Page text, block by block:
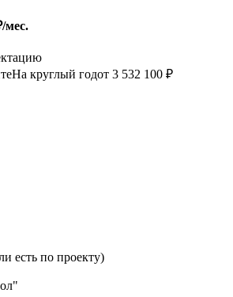
мес.
На круглый годот 3 532 100 ₽
есть по проекту)